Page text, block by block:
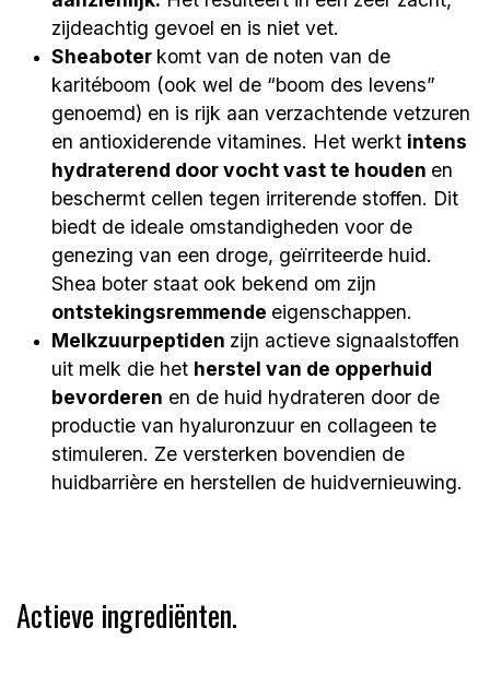
zijdeachtig gevoel en is niet vet.
Sheaboter komt van de noten van de
karitéboom (ook wel de “boom des levens”
genoemd) en is rijk aan verzachtende vetzuren
en antioxiderende vitamines. Het werkt intens
hydraterend door vocht vast te houden en
beschermt cellen tegen irriterende stoffen. Dit
biedt de ideale omstandigheden voor de
genezing van een droge, geïrriteerde huid.
Shea boter staat ook bekend om zijn
ontstekingsremmende eigenschappen.
Melkzuurpeptiden zijn actieve signaalstoffen
uit melk die het herstel van de opperhuid
bevorderen en de huid hydrateren door de
productie van hyaluronzuur en collageen te
stimuleren. Ze versterken bovendien de
huidbarrière en herstellen de huidvernieuwing.
Actieve ingrediënten.